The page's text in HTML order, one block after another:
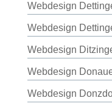
Webdesign
Webdesign
Webdesign
Webdesign
Webdesign